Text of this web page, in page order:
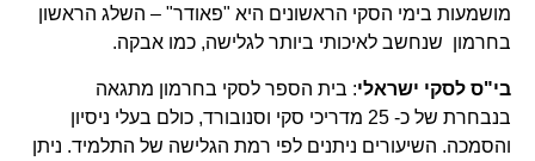
מושמעות בימי הסקי הראשונים היא "פאודר" – השלג הראשון
בחרמון שנחשב לאיכותי ביותר לגלישה, כמו אבקה.
בי"ס לסקי ישראלי: בית הספר לסקי בחרמון מתגאה
בנבחרת של כ- 25 מדריכי סקי וסנובורד, כולם בעלי ניסיון
והסמכה. השיעורים ניתנים לפי רמת הגלישה של התלמיד. ניתן